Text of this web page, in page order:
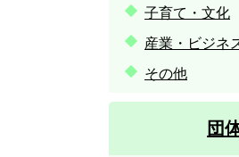
子育て・文化
産業・ビジネ
その他
団